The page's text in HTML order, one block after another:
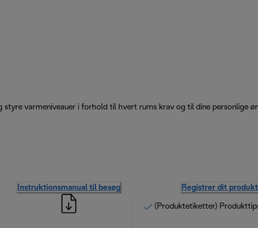
varmeniveauer i forhold til hvert rums krav og til dine personlige
Instruktionsmanual til besøg Registrer dit produkt
(Produktetiketter)